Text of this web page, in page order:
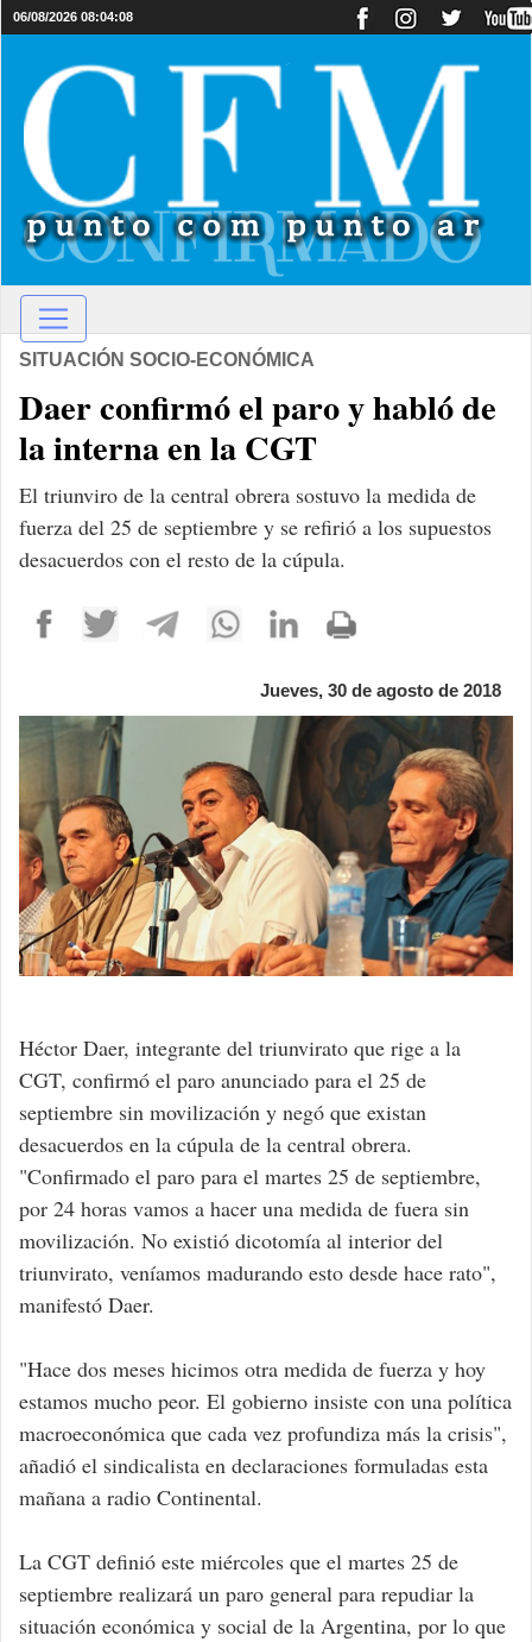
06/08/2026 08:04:08
SITUACIÓN SOCIO-ECONÓMICA
Daer confirmó el paro y habló de
la interna en la CGT
El triunviro de la central obrera sostuvo la medida de
fuerza del 25 de septiembre y se refirió a los supuestos
desacuerdos con el resto de la cúpula.
Jueves, 30 de agosto de 2018
Héctor Daer, integrante del triunvirato que rige a la
CGT, confirmó el paro anunciado para el 25 de
septiembre sin movilización y negó que existan
desacuerdos en la cúpula de la central obrera.
"Confirmado el paro para el martes 25 de septiembre,
por 24 horas vamos a hacer una medida de fuera sin
movilización. No existió dicotomía al interior del
triunvirato, veníamos madurando esto desde hace rato",
manifestó Daer.
"Hace dos meses hicimos otra medida de fuerza y hoy
estamos mucho peor. El gobierno insiste con una política
macroeconómica que cada vez profundiza más la crisis",
añadió el sindicalista en declaraciones formuladas esta
mañana a radio Continental.
La CGT definió este miércoles que el martes 25 de
septiembre realizará un paro general para repudiar la
situación económica y social de la Argentina, por lo que